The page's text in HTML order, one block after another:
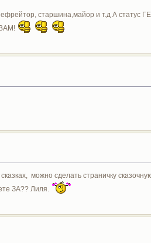
ефрейтор, старшина,майор и т.д А статус
можно сделать страничку
ЗА?? Лиля.